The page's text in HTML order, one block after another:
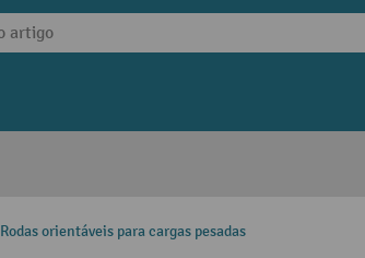
Rodas orientáveis para cargas pesadas